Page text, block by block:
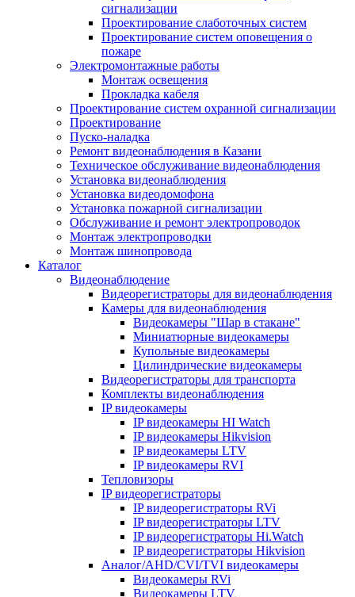
сигнализации
Проектирование слаботочных систем
Проектирование систем оповещения о
пожаре
Электромонтажные работы
Монтаж освещения
Прокладка кабеля
Проектирование систем охранной сигнализации
Проектирование
Пуско-наладка
Ремонт видеонаблюдения в Казани
Техническое обслуживание видеонаблюдения
Установка видеонаблюдения
Установка видеодомофона
Установка пожарной сигнализации
Обслуживание и ремонт электропроводок
Монтаж электропроводки
Монтаж шинопровода
Каталог
Видеонаблюдение
Видеорегистраторы для видеонаблюдения
Камеры для видеонаблюдения
Видеокамеры "Шар в стакане"
Миниатюрные видеокамеры
Купольные видеокамеры
Цилиндрические видеокамеры
Видеорегистраторы для транспорта
Комплекты видеонаблюдения
IP видеокамеры
IP видеокамеры HI Watch
IP видеокамеры Hikvision
IP видеокамеры LTV
IP видеокамеры RVI
Тепловизоры
IP видеорегистраторы
IP видеорегистраторы RVi
IP видеорегистраторы LTV
IP видеорегистраторы Hi.Watch
IP видеорегистраторы Hikvision
Аналог/AHD/CVI/TVI видеокамеры
Видеокамеры RVi
Видеокамеры LTV